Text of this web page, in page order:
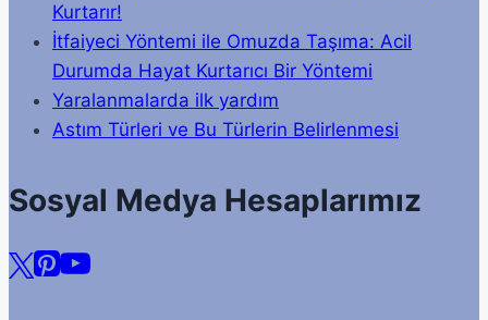
Kurtarır!
İtfaiyeci Yöntemi ile Omuzda Taşıma: Acil
Durumda Hayat Kurtarıcı Bir Yöntemi
Yaralanmalarda ilk yardım
Astım Türleri ve Bu Türlerin Belirlenmesi
Sosyal Medya Hesaplarımız